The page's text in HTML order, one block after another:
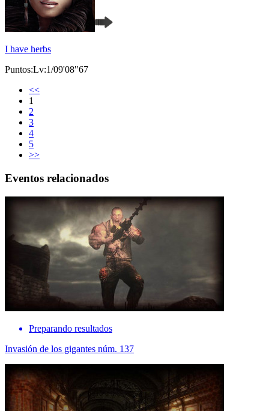
I have herbs
Puntos:Lv:1/09'08"67
<<
1
2
3
4
5
>>
Eventos relacionados
Preparando resultados
Invasión de los gigantes núm. 137